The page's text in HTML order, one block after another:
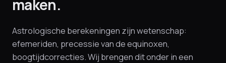
maken.
Astrologische berekeningen zijn wetenschap:
efemeriden, precessie van de equinoxen,
boogtijdcorrecties. Wij brengen dit onder in een